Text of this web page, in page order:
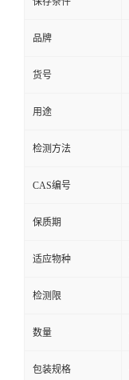
品牌
货号
用途
检测方法
CAS编号
保质期
适应物种
检测限
数量
包装规格